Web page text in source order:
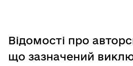
Відомості про
що зазначений